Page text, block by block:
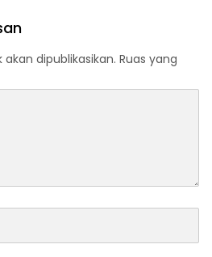
dipublikasikan. Ruas yang